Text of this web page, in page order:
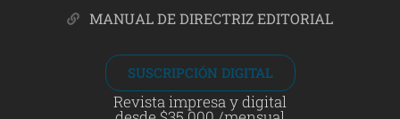
MANUAL DE DIRECTRIZ EDITORIAL
SUSCRIPCIÓN DIGITAL
Revista impresa y digital